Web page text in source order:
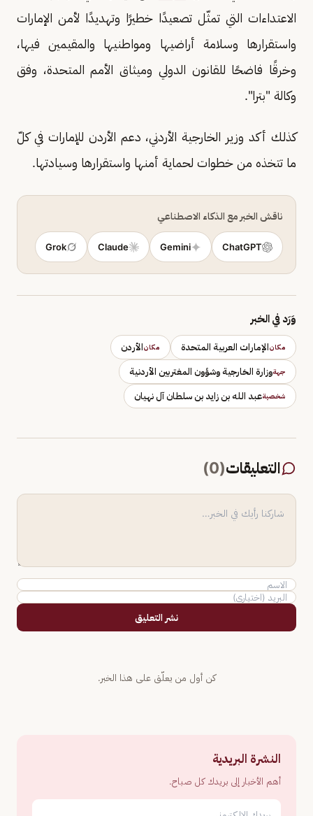
الاعتداءات التي تمثّل تصعيدًا خطيرًا وتهديدًا لأمن الإمارات
واستقرارها وسلامة أراضيها ومواطنيها والمقيمين فيها،
وخرقًا فاضحًا للقانون الدولي وميثاق الأمم المتحدة، وفق
وكالة "بترا".
كذلك أكد وزير الخارجية الأردني، دعم الأردن للإمارات في كلّ
ما تتخذه من خطوات لحماية أمنها واستقرارها وسيادتها.
ناقش الخبر مع الذكاء الاصطناعي
ChatGPT
Gemini
Claude
Grok
وَرَد في الخبر
مكانالإمارات العربية المتحدة مكانالأردن
جهةوزارة الخارجية وشؤون المغتربين الأردنية
شخصيةعبد الله بن زايد بن سلطان آل نهيان
التعليقات(
0
)
نشر التعليق
كن أول من يعلّق على هذا الخبر.
النشرة البريدية
أهم الأخبار إلى بريدك كل صباح.